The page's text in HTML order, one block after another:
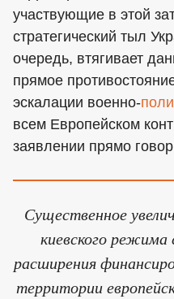
участвующие в этой
стратегический тыл
очередь, втягивает
прямое
эскалации военно-
всем Европейском
заявлении прямо
Существенное
киевского режима
расширения
территории